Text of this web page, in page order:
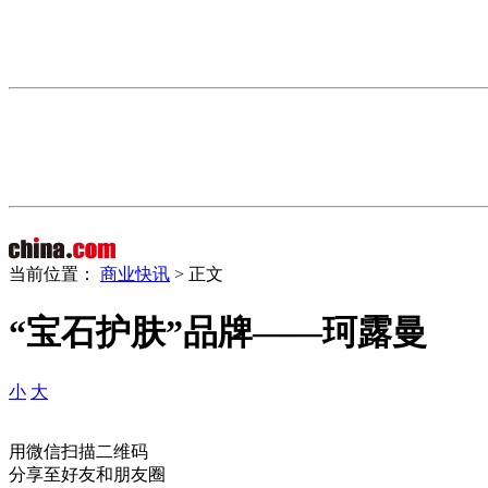
当前位置： 商业快讯 > 正文
“宝石护肤”品牌——珂露曼
小 大
用微信扫描二维码
分享至好友和朋友圈